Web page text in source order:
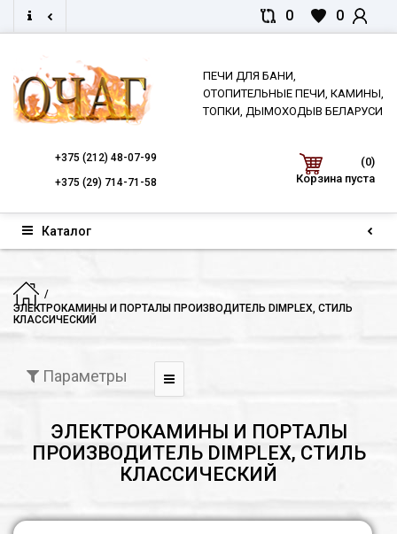
0 0
ПЕЧИ ДЛЯ БАНИ,
ОТОПИТЕЛЬНЫЕ ПЕЧИ, КАМИНЫ,
ТОПКИ, ДЫМОХОДЫВ БЕЛАРУСИ
+375 (212) 48-07-99
+375 (29) 714-71-58
(0)
Корзина пуста
Каталог
ЭЛЕКТРОКАМИНЫ И ПОРТАЛЫ ПРОИЗВОДИТЕЛЬ DIMPLEX, СТИЛЬ
КЛАССИЧЕСКИЙ
Параметры
ЭЛЕКТРОКАМИНЫ И ПОРТАЛЫ
ПРОИЗВОДИТЕЛЬ DIMPLEX, СТИЛЬ
КЛАССИЧЕСКИЙ